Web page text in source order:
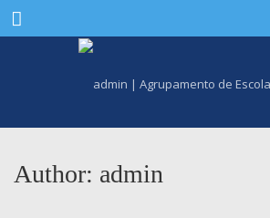
Menu
Author: admin